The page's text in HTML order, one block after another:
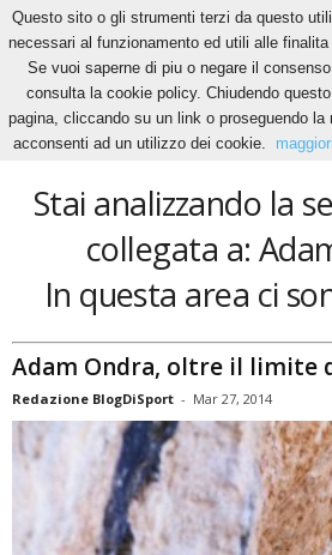
Home Tags Adam Ondra
Adam Ondra
Stai analizzando la
collegata a:
In questa area ci
Adam Ondra, oltre il limite
Redazione BlogDiSport - Mar 27, 2014
Questo sito o gli strumenti terzi da questo
necessari al funzionamento ed utili alle
Se vuoi saperne di piu o negare il
consulta la cookie policy. Chiudendo
pagina, cliccando su un link o proseguendo la
acconsenti ad un utilizzo dei cookie.